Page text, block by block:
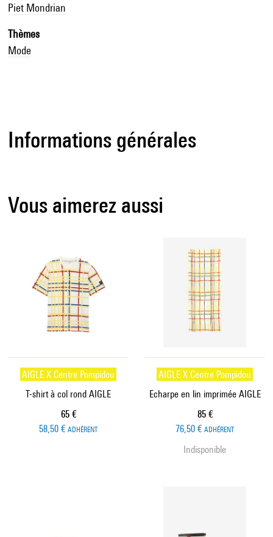
Piet Mondrian
Thèmes
Mode
Informations générales
Vous aimerez aussi
AIGLE X Centre Pompidou
T-shirt à col rond AIGLE
Prix ​​actuel
65 €
58,50 € ADHÉRENT
AIGLE X Centre Pompidou
Echarpe en lin imprimée AIGLE
Prix ​​actuel
85 €
76,50 € ADHÉRENT
Indisponible